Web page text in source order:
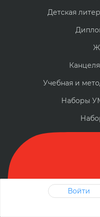
Детская
Учебная и
Наборы
Войти